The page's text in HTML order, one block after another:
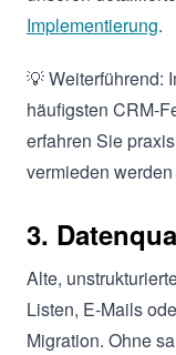
Implementierung.
💡 Weiterführend:
häufigsten CRM-
erfahren Sie
vermieden
3.
Alte,
Listen, E-Mails
Migration. Ohne